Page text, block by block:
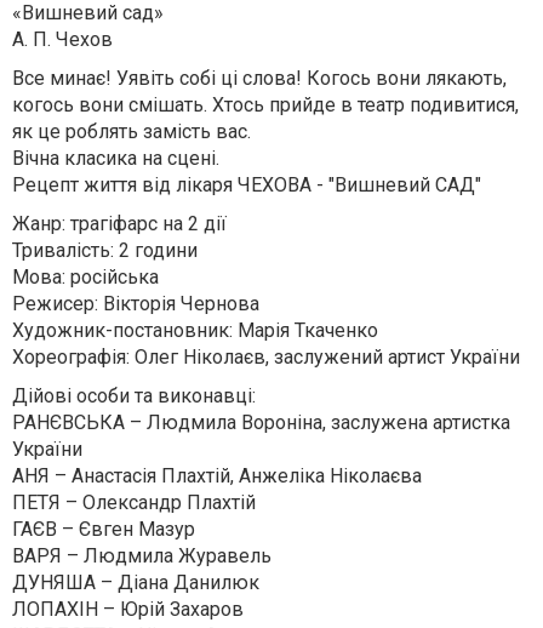
«Вишневий сад»
А. П. Чехов
Все минає! Уявіть собі ці слова! Когось вони лякають,
когось вони смішать. Хтось прийде в театр подивитися,
як це роблять замість вас.
Вічна класика на сцені.
Рецепт життя від лікаря ЧЕХОВА - "Вишневий САД"
Жанр: трагіфарс на 2 дії
Тривалість: 2 години
Мова: російська
Режисер: Вікторія Чернова
Художник-постановник: Марія Ткаченко
Хореографія: Олег Ніколаєв, заслужений артист України
Дійові особи та виконавці:
РАНЄВСЬКА – Людмила Вороніна, заслужена артистка
України
АНЯ – Анастасія Плахтій, Анжеліка Ніколаєва
ПЕТЯ – Олександр Плахтій
ГАЄВ – Євген Мазур
ВАРЯ – Людмила Журавель
ДУНЯША – Діана Данилюк
ЛОПАХІН – Юрій Захаров